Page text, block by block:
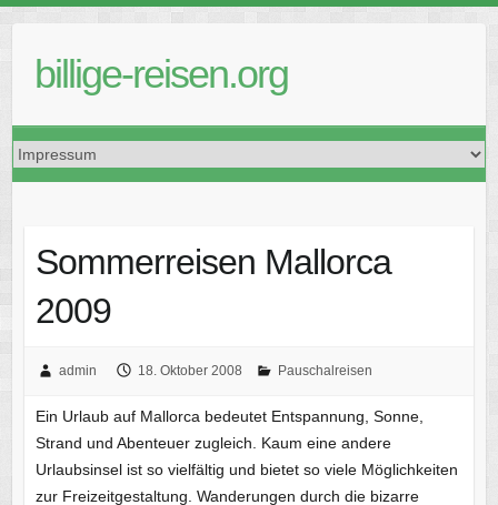
contentbillige-reisen.org
Sommerreisen Mallorca
2009
admin 18. Oktober 2008 Pauschalreisen
Ein Urlaub auf Mallorca bedeutet Entspannung, Sonne,
Strand und Abenteuer zugleich. Kaum eine andere
Urlaubsinsel ist so vielfältig und bietet so viele Möglichkeiten
zur Freizeitgestaltung. Wanderungen durch die bizarre